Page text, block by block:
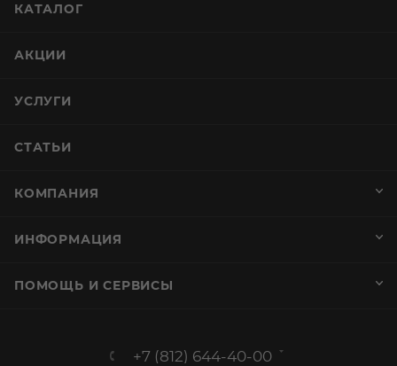
КАТАЛОГ
АКЦИИ
УСЛУГИ
СТАТЬИ
КОМПАНИЯ
ИНФОРМАЦИЯ
ПОМОЩЬ И СЕРВИСЫ
+7 (812) 644-40-00